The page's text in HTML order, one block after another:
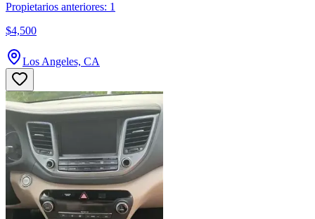
Propietarios anteriores: 1
$4,500
Los Angeles, CA